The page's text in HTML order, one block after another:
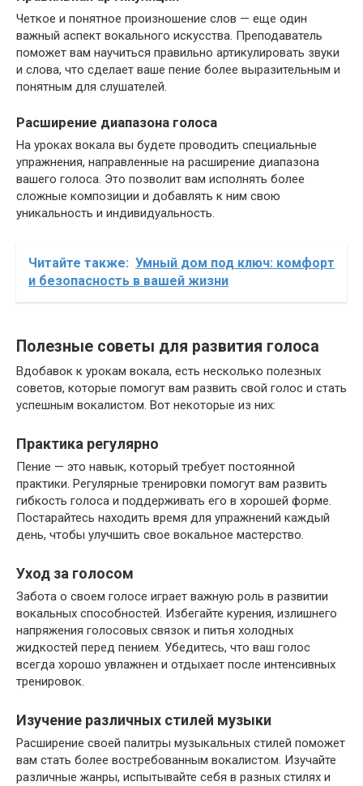
Четкое и понятное произношение слов — еще один
важный аспект вокального искусства. Преподаватель
поможет вам научиться правильно артикулировать звуки
и слова, что сделает ваше пение более выразительным и
понятным для слушателей.
Расширение диапазона голоса
На уроках вокала вы будете проводить специальные
упражнения, направленные на расширение диапазона
вашего голоса. Это позволит вам исполнять более
сложные композиции и добавлять к ним свою
уникальность и индивидуальность.
Читайте также: Умный дом под ключ: комфорт
и безопасность в вашей жизни
Полезные советы для развития голоса
Вдобавок к урокам вокала, есть несколько полезных
советов, которые помогут вам развить свой голос и стать
успешным вокалистом. Вот некоторые из них:
Практика регулярно
Пение — это навык, который требует постоянной
практики. Регулярные тренировки помогут вам развить
гибкость голоса и поддерживать его в хорошей форме.
Постарайтесь находить время для упражнений каждый
день, чтобы улучшить свое вокальное мастерство.
Уход за голосом
Забота о своем голосе играет важную роль в развитии
вокальных способностей. Избегайте курения, излишнего
напряжения голосовых связок и питья холодных
жидкостей перед пением. Убедитесь, что ваш голос
всегда хорошо увлажнен и отдыхает после интенсивных
тренировок.
Изучение различных стилей музыки
Расширение своей палитры музыкальных стилей поможет
вам стать более востребованным вокалистом. Изучайте
различные жанры, испытывайте себя в разных стилях и